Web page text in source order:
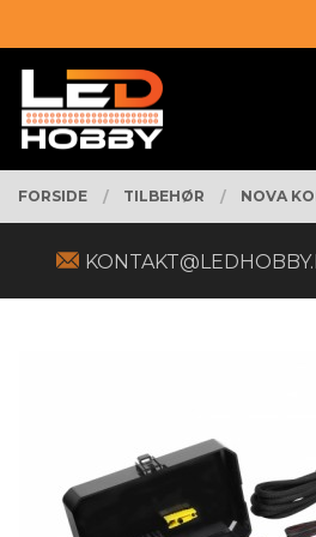
til
innholdet
PRODUKTER
FORSIDE TILBEHØR NOVA